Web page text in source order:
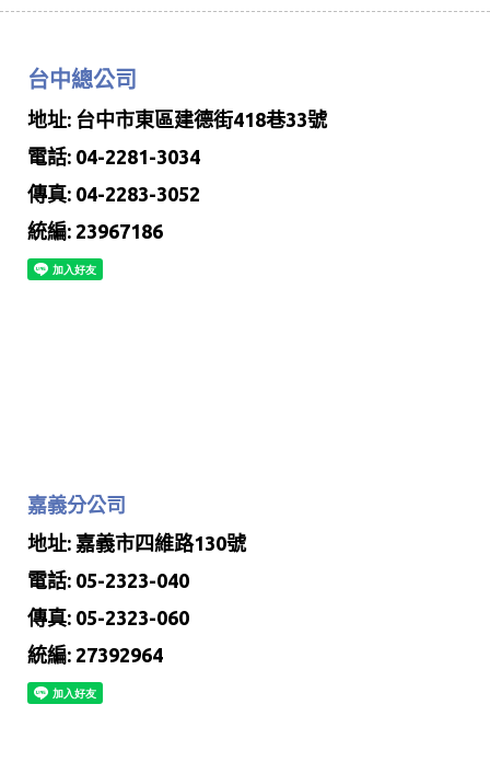
台中總公司
地址: 台中市東區建德街418巷33號
電話: 04-2281-3034
傳真: 04-2283-3052
統編: 23967186
嘉義分公司
地址: 嘉義市四維路130號
電話: 05-2323-040
傳真: 05-2323-060
統編: 27392964